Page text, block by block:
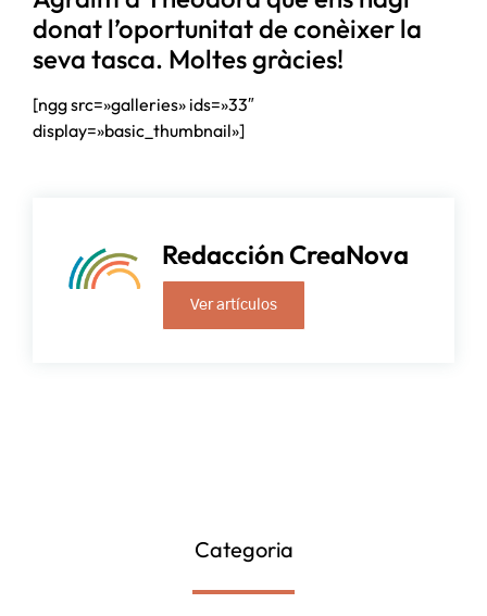
donat l’oportunitat de conèixer la
seva tasca. Moltes gràcies!
[ngg src=»galleries» ids=»33″
display=»basic_thumbnail»]
Redacción CreaNova
Ver artículos
Categoria